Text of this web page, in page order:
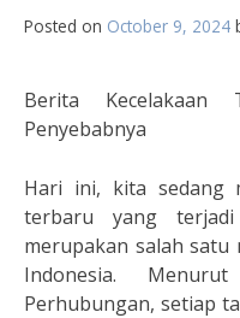
Posted on October 9, 2024
Berita Kecelakaan
Penyebabnya
Hari ini, kita sedang
terbaru yang
merupakan salah satu
Indonesia.
Perhubungan, setiap